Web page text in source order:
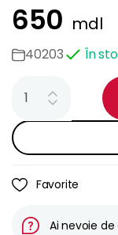
650 mdl
40203 În
Favorite
Ai nevoie